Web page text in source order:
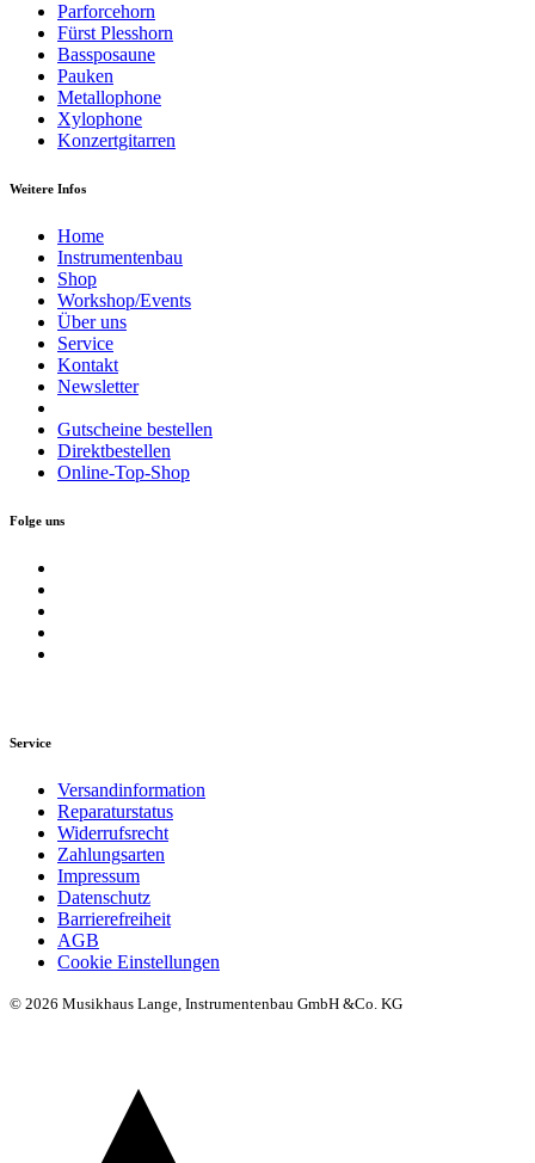
Parforcehorn
Fürst Plesshorn
Bassposaune
Pauken
Metallophone
Xylophone
Konzertgitarren
Weitere Infos
Home
Instrumentenbau
Shop
Workshop/Events
Über uns
Service
Kontakt
Newsletter
Gutscheine bestellen
Direktbestellen
Online-Top-Shop
Folge uns
Service
Versandinformation
Reparaturstatus
Widerrufsrecht
Zahlungsarten
Impressum
Datenschutz
Barrierefreiheit
AGB
Cookie Einstellungen
© 2026 Musikhaus Lange, Instrumentenbau GmbH &Co. KG